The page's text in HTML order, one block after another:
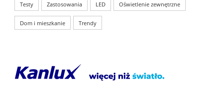
Testy Zastosowania LED Oświetlenie zewnętrzne
Dom i mieszkanie Trendy